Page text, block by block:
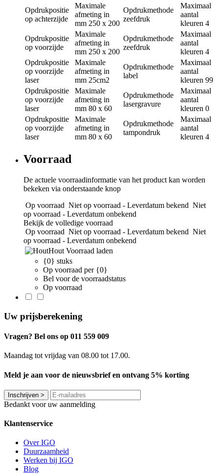
Opdrukpositie
op achterzijde
Maximale
afmeting in
mm 250 x 200
Opdrukmethode
zeefdruk
Maximaal
aantal
kleuren 4
Opdrukpositie
op voorzijde
Maximale
afmeting in
mm 250 x 200
Opdrukmethode
zeefdruk
Maximaal
aantal
kleuren 4
Opdrukpositie
op voorzijde
laser
Maximale
afmeting in
mm 25cm2
Opdrukmethode
label
Maximaal
aantal
kleuren 99
Opdrukpositie
op voorzijde
laser
Maximale
afmeting in
mm 80 x 60
Opdrukmethode
lasergravure
Maximaal
aantal
kleuren 0
Opdrukpositie
op voorzijde
laser
Maximale
afmeting in
mm 80 x 60
Opdrukmethode
tampondruk
Maximaal
aantal
kleuren 4
Voorraad
De actuele voorraadinformatie van het product kan worden
bekeken via onderstaande knop
Op voorraad Niet op voorraad - Leverdatum bekend Niet
op voorraad - Leverdatum onbekend
Bekijk de volledige voorraad
Op voorraad Niet op voorraad - Leverdatum bekend Niet
op voorraad - Leverdatum onbekend
Hout Voorraad laden
{0} stuks
Op voorraad per {0}
Bel voor de voorraadstatus
Op voorraad
Uw prijsberekening
Vragen? Bel ons op 011 559 009
Maandag tot vrijdag van 08.00 tot 17.00.
Meld je aan voor de nieuwsbrief en ontvang 5% korting
Inschrijven >
Bedankt voor uw aanmelding
Klantenservice
Over IGO
Duurzaamheid
Werken bij IGO
Blog